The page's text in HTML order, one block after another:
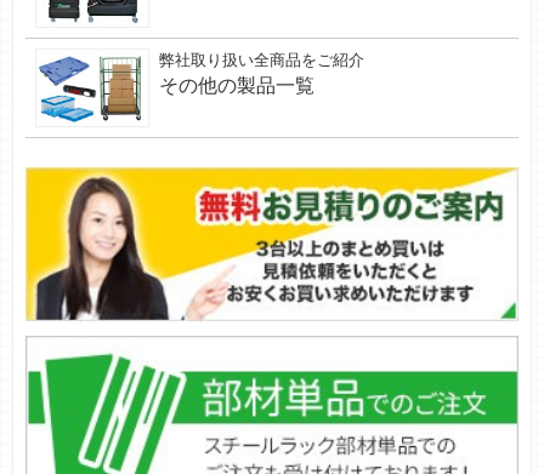
弊社取り扱い全商品をご紹介
その他の製品一覧